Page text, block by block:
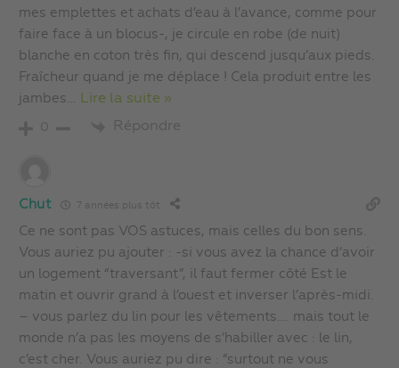
mes emplettes et achats d’eau à l’avance, comme pour
faire face à un blocus-, je circule en robe (de nuit)
blanche en coton très fin, qui descend jusqu’aux pieds.
Fraîcheur quand je me déplace ! Cela produit entre les
jambes… Lire la suite »
0 Répondre
Chut 7 années plus tôt
Ce ne sont pas VOS astuces, mais celles du bon sens.
Vous auriez pu ajouter : -si vous avez la chance d’avoir
un logement “traversant”, il faut fermer côté Est le
matin et ouvrir grand à l’ouest et inverser l’après-midi.
– vous parlez du lin pour les vêtements…. mais tout le
monde n’a pas les moyens de s’habiller avec : le lin,
c’est cher. Vous auriez pu dire : “surtout ne vous